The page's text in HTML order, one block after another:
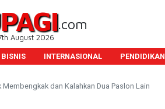
.com
August 2026
BISNIS INTERNASIONAL PENDIDIKAN
dan Kalahkan Dua Paslon Lain